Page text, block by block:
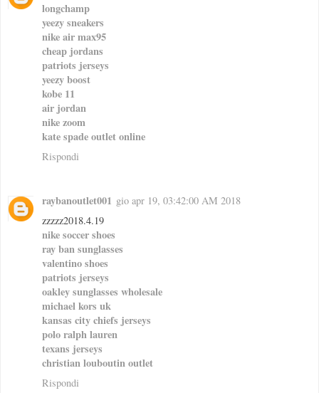
longchamp
yeezy sneakers
nike air max95
cheap jordans
patriots jerseys
yeezy boost
kobe 11
air jordan
nike zoom
kate spade outlet online
Rispondi
raybanoutlet001 gio apr 19, 03:42:00 AM 2018
zzzzz2018.4.19
nike soccer shoes
ray ban sunglasses
valentino shoes
patriots jerseys
oakley sunglasses wholesale
michael kors uk
kansas city chiefs jerseys
polo ralph lauren
texans jerseys
christian louboutin outlet
Rispondi